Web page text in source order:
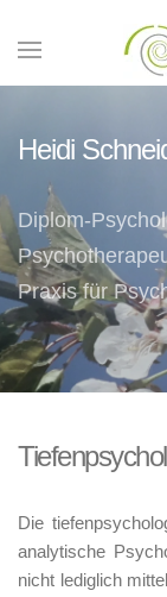
Heidi
Diplom-
Praxis für
Die
analytische
nicht lediglich